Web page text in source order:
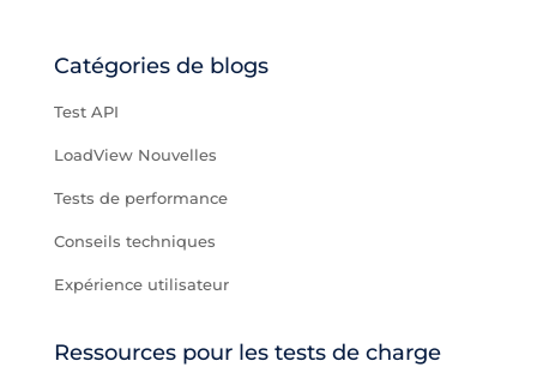
Catégories de blogs
Test API
LoadView Nouvelles
Tests de performance
Conseils techniques
Expérience utilisateur
Ressources pour les tests de charge